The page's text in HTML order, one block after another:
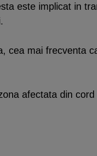
este implicat in
cea mai frecventa
afectata din